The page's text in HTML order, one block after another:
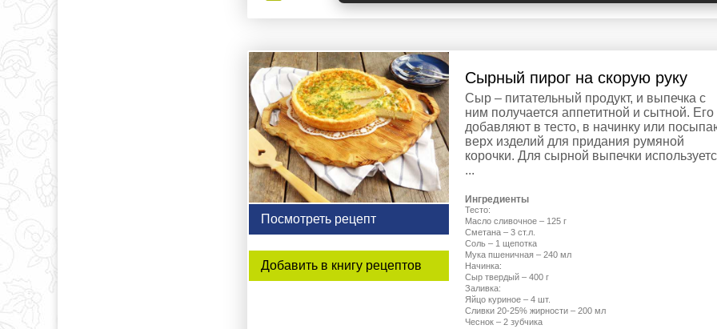
Посмотреть рецепт
Добавить в книгу рецептов
Сырный пирог на скорую руку
Сыр – питательный продукт, и выпечка с
ним получается аппетитной и сытной. Его
добавляют в тесто, в начинку или
верх изделий для придания румяной
корочки. Для сырной выпечки
...
Ингредиенты
Тесто:
Масло сливочное – 125 г
Сметана – 3 ст.л.
Соль – 1 щепотка
Мука пшеничная – 240 мл
Начинка:
Сыр твердый – 400 г
Заливка:
Яйцо куриное – 4 шт.
Сливки 20-25% жирности – 200 мл
Чеснок – 2 зубчика